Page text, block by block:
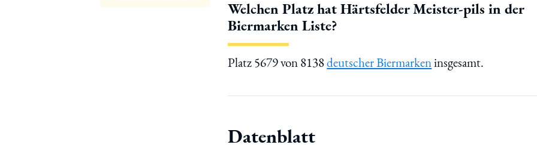
Welchen Platz hat Härtsfelder Meister-pils in der
Biermarken Liste?
Platz 5679 von 8138deutscher Biermarkeninsgesamt.
Datenblatt